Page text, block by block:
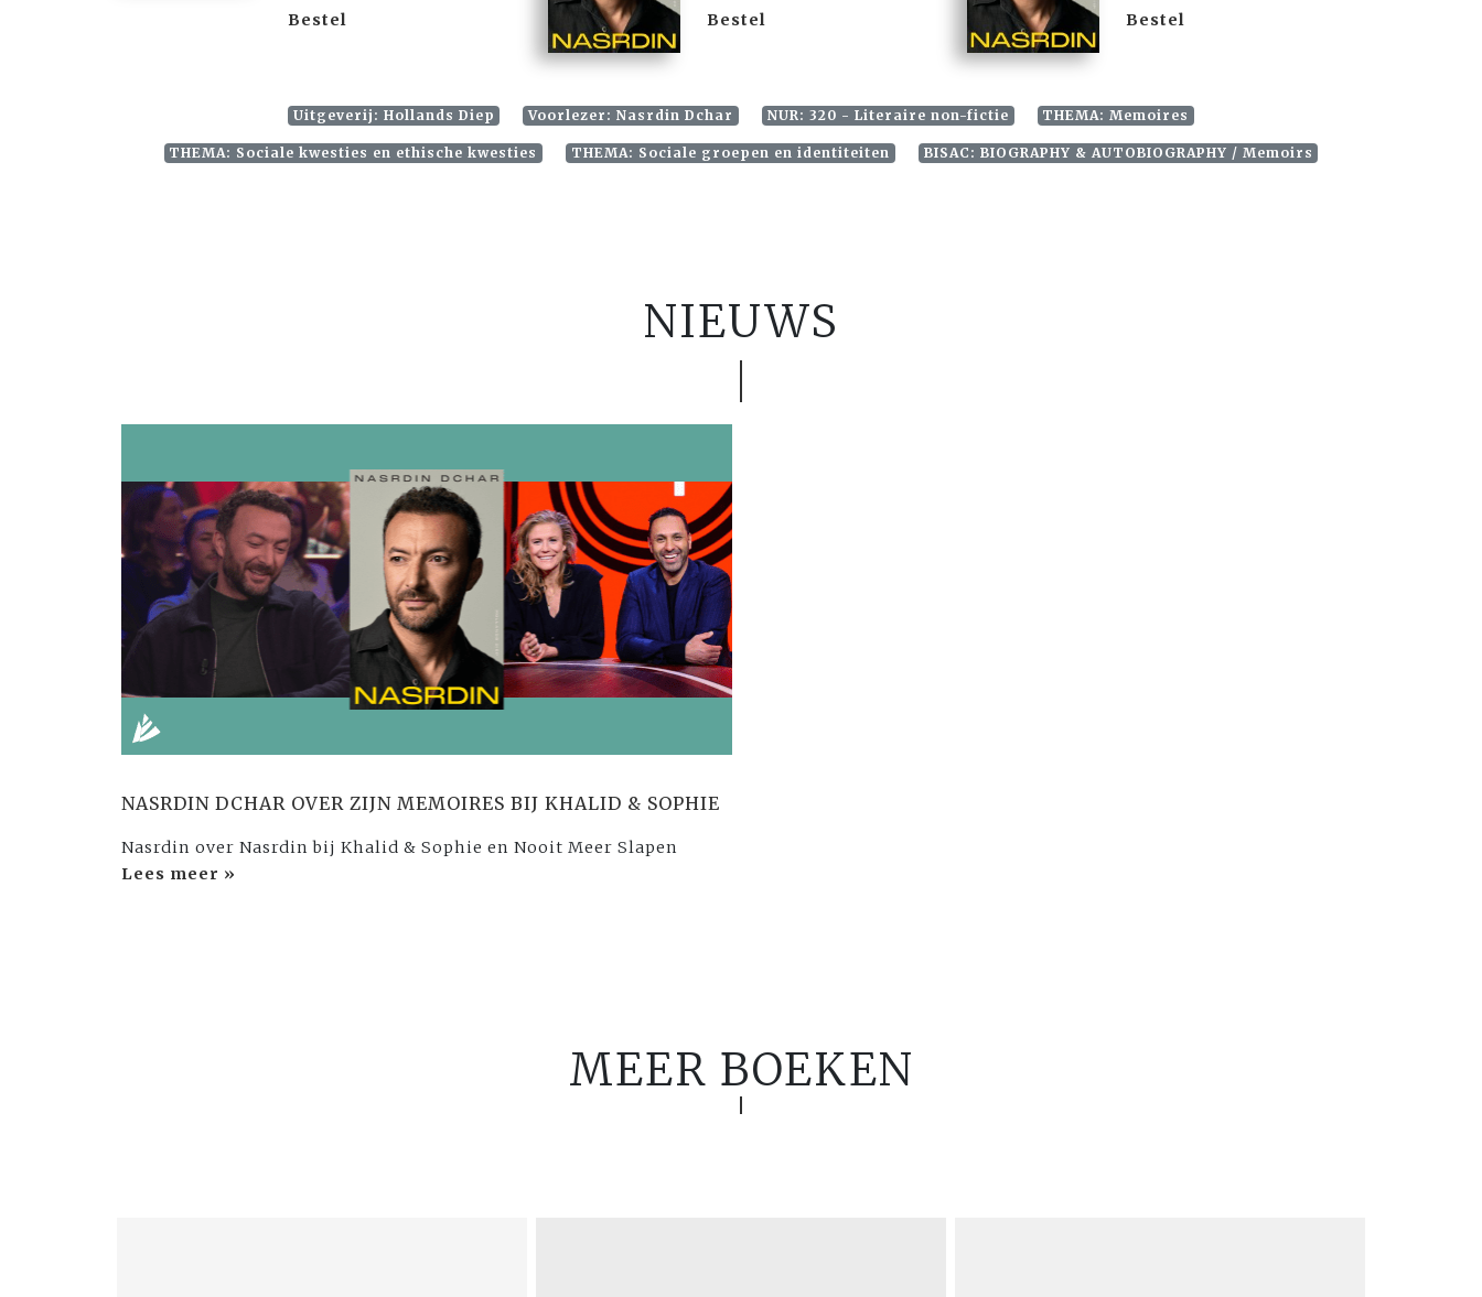
Bestel Bestel Bestel
Uitgeverij: Hollands Diep Voorlezer: Nasrdin Dchar NUR: 320 - Literaire non-fictie THEMA: Memoires
THEMA: Sociale kwesties en ethische kwesties THEMA: Sociale groepen en identiteiten BISAC: BIOGRAPHY & AUTOBIOGRAPHY / Memoirs
NIEUWS
NASRDIN DCHAR OVER ZIJN MEMOIRES BIJ KHALID & SOPHIE
Nasrdin over Nasrdin bij Khalid & Sophie en Nooit Meer Slapen
Lees meer »
MEER BOEKEN